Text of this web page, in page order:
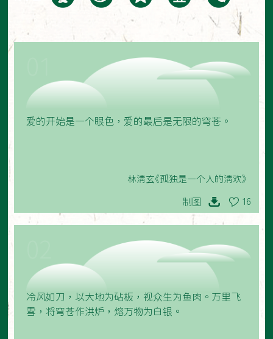
爱的开始是一个眼色，爱的最后是无限的穹苍。
林清玄《孤独是一个人的清欢》
制图 16
冷风如刀，以大地为砧板，视众生为鱼肉。万里飞
雪，将穹苍作洪炉，熔万物为白银。